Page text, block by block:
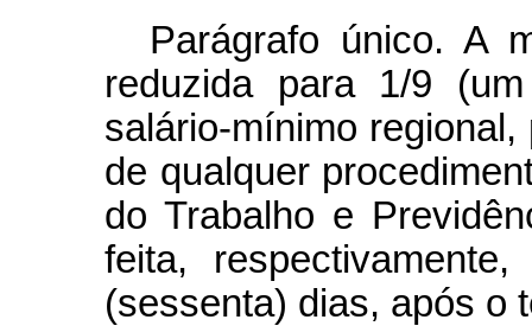
Parágrafo único. A
reduzida para 1/9
salário-mínimo
de qualquer
do Trabalho e
feita,
(sessenta) dias, após o